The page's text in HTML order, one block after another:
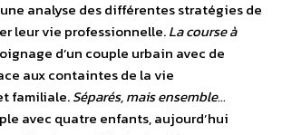
analyse des différentes stratégies de
leur vie professionnelle.La course à
d’un couple urbain avec de
aux containtes de la vie
familiale.Séparés, mais ensemble…
avec quatre enfants, aujourd’hui